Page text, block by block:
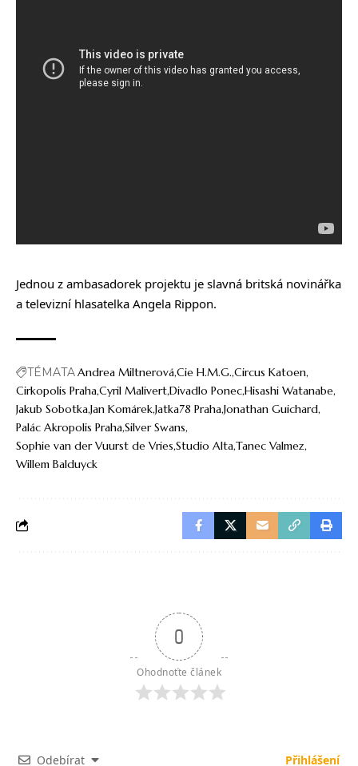
Jednou z ambasadorek projektu je slavná britská novinářka
a televizní hlasatelka Angela Rippon.
TÉMATAAndrea MiltnerováCie H.M.G. Circus Katoen
Cirkopolis PrahaCyril MalivertDivadlo PonecHisashi Watanabe
Jakub SobotkaJan KomárekJatka78 PrahaJonathan Guichard
Palác Akropolis PrahaSilver Swans
Sophie van der Vuurst de Vries Studio AltaTanec Valmez
Willem Balduyck
0
Ohodnoťte článek
Odebírat Přihlášení